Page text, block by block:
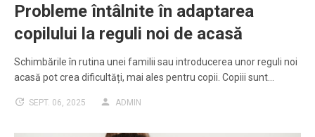
Probleme întâlnite în adaptarea
copilului la reguli noi de acasă
Schimbările în rutina unei familii sau introducerea unor reguli noi
acasă pot crea dificultăți, mai ales pentru copii. Copiii sunt…
SEPT. 06, 2025 ADMIN